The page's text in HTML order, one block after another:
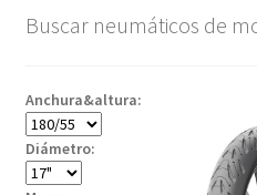
Buscar neumáticos de
Anchura&altura:
Diámetro: